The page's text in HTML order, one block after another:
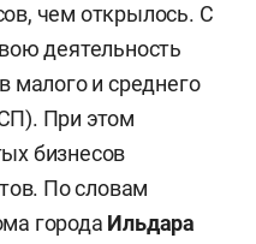
чем открылось. С
деятельность
малого и среднего
При этом
бизнесов
По словам
города Ильдара